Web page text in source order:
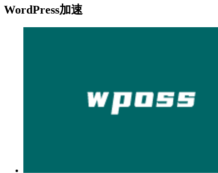
WordPress加速